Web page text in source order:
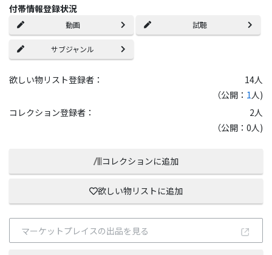
付帯情報登録状況
動画 試聴
サブジャンル
欲しい物リスト登録者： 14人
（公開： 1人)
コレクション登録者：
2人
（公開：0人)
コレクションに追加
欲しい物リストに追加
マーケットプレイスの出品を見る